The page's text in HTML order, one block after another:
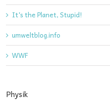
It's the Planet, Stupid!
umweltblog.info
WWF
Physik